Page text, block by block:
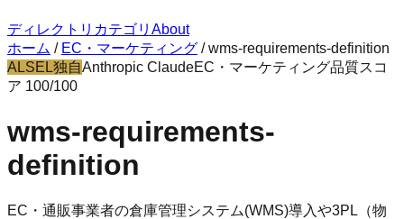
ディレクトリ カテゴリ About
ホーム / EC・マーケティング /wms-requirements-definition
ALSEL独自Anthropic ClaudeEC・マーケティング品質スコ
ア 100/100
wms-requirements-
definition
EC・通販事業者の倉庫管理システム(WMS)導入や3PL（物